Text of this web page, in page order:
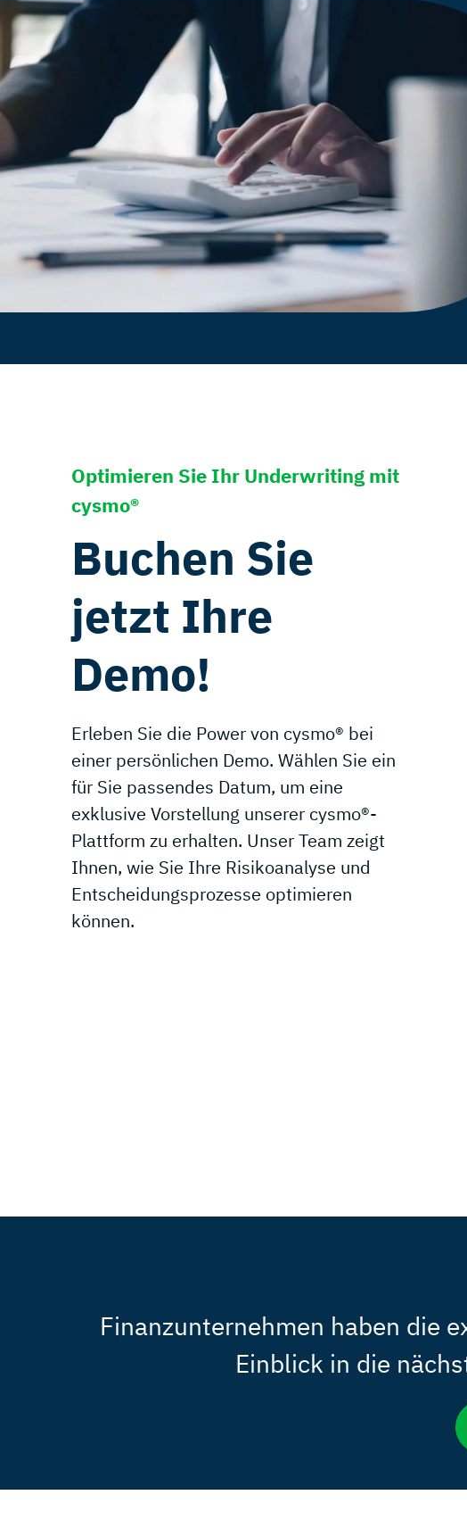
Optimieren Sie Ihr Underwriting mit
cysmo®
Buchen Sie
jetzt Ihre
Demo!
Erleben Sie die Power von cysmo® bei
einer persönlichen Demo. Wählen Sie ein
für Sie passendes Datum, um eine
exklusive Vorstellung unserer cysmo®-
Plattform zu erhalten. Unser Team zeigt
Ihnen, wie Sie Ihre Risikoanalyse und
Entscheidungsprozesse optimieren
können.
Finanzunternehmen haben die
Einblick in die